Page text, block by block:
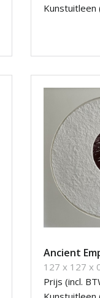
Kunstuitleen
Ancient
127 x 127 x
Prijs (incl.